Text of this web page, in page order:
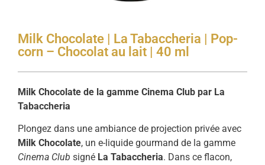
Milk Chocolate | La Tabaccheria | Pop-
corn – Chocolat au lait | 40 ml
Milk Chocolate de la gamme Cinema Club par La
Tabaccheria
Plongez dans une ambiance de projection privée avec
Milk Chocolate, un e-liquide gourmand de la gamme
Cinema Club signé La Tabaccheria. Dans ce flacon,